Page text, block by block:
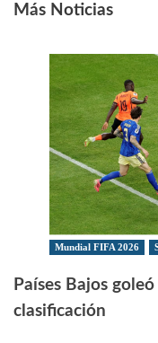
Más Noticias
Mundial FIFA 2026
Países Bajos
clasificación